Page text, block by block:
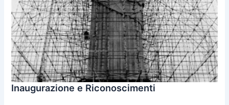
Inaugurazione e Riconoscimenti